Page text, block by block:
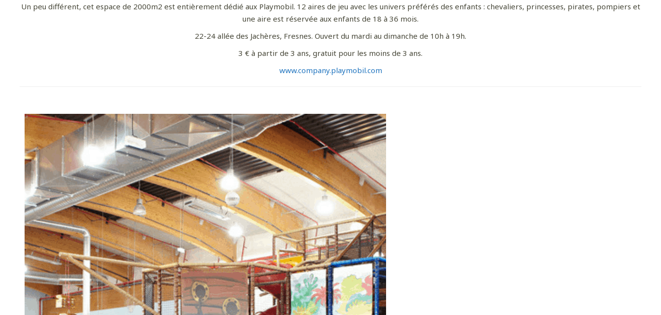
Un peu différent, cet espace de 2000m2 est entièrement dédié aux Playmobil. 12 aires de jeu avec les univers préférés des enfants : chevaliers, princesses, pirates, pompiers et
une aire est réservée aux enfants de 18 à 36 mois.
22-24 allée des Jachères, Fresnes. Ouvert du mardi au dimanche de 10h à 19h.
3 € à partir de 3 ans, gratuit pour les moins de 3 ans.
www.company.playmobil.com